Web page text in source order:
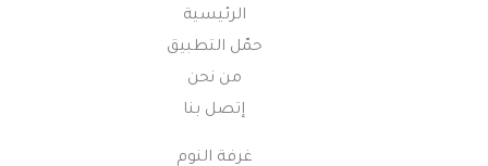
الرئيسية
حمّل التطبيق
من نحن
إتصل بنا
غرفة النوم